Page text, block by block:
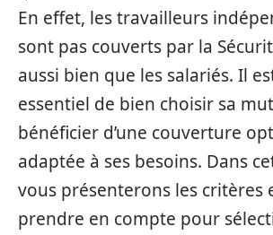
En effet, les travailleurs
sont pas couverts par la
aussi bien que les salariés. Il
essentiel de bien choisir sa
bénéficier d’une couverture
adaptée à ses besoins. Dans
vous présenterons les critères
prendre en compte pour